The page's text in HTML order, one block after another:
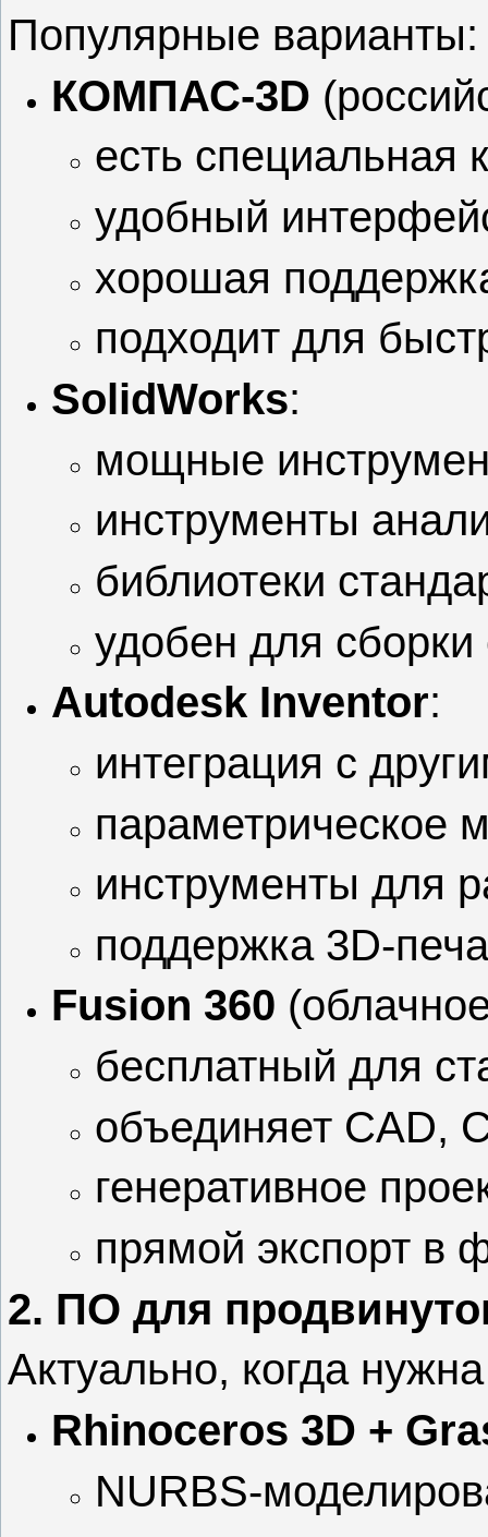
Популярные варианты:
КОМПАС‑3D
есть специальная
удобный
хорошая
подходит для
SolidWorks:
мощные
инструменты
библиотеки
удобен для
Autodesk Inventor:
интеграция с
параметрическое
инструменты для
поддержка
Fusion 360
бесплатный для
объединяет CAD,
генеративное
прямой экспорт в
2. ПО для
Актуально, когда
Rhinoceros 3D +